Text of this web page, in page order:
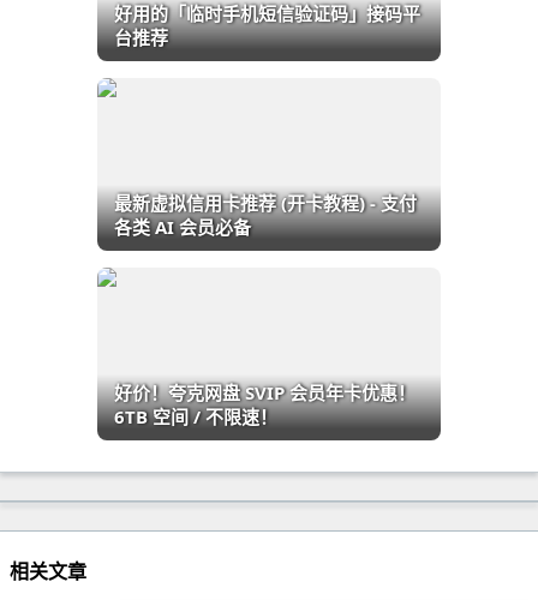
好用的「临时手机短信验证码」接码平
台推荐
最新虚拟信用卡推荐 (开卡教程) - 支付
各类 AI 会员必备
好价！夸克网盘 SVIP 会员年卡优惠！
6TB 空间 / 不限速！
相关文章